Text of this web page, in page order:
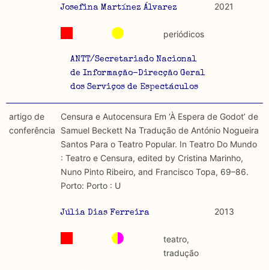
Josefina Martínez Álvarez 2021
ANTT/Secretariado Nacional
de Informação-Direcção Geral
dos Serviços de Espectáculos
periódicos
artigo de
conferência
Censura e Autocensura Em ‘À Espera de Godot’ de
Samuel Beckett Na Tradução de António Nogueira
Santos Para o Teatro Popular. In Teatro Do Mundo
: Teatro e Censura, edited by Cristina Marinho,
Nuno Pinto Ribeiro, and Francisco Topa, 69–86.
Porto: Porto : U
Júlia Dias Ferreira 2013
teatro,
tradução